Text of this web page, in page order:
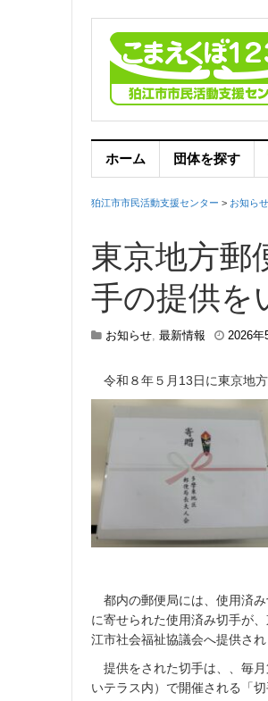
ホーム 団体を探す
狛江市市民活動支援センター > お知らせ
東京地方郵
手の提供を
お知らせ, 最新情報 2026年
令和８年５月13日に東京地方
都内の郵便局には、使用済
に寄せられた使用済み切手が
江市社会福祉協議会へ提供され
提供をされた切手は、、毎
いテラス内）で開催される「